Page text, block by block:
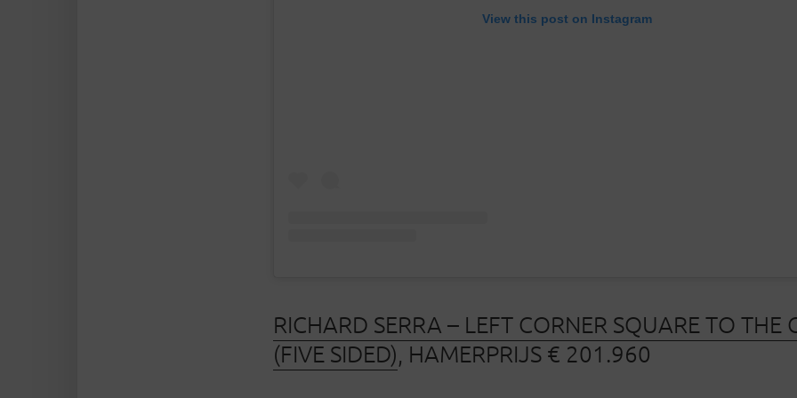
View this post on Instagram
RICHARD SERRA – LEFT CORNER SQUARE TO THE
(FIVE SIDED) , HAMERPRIJS € 201.960